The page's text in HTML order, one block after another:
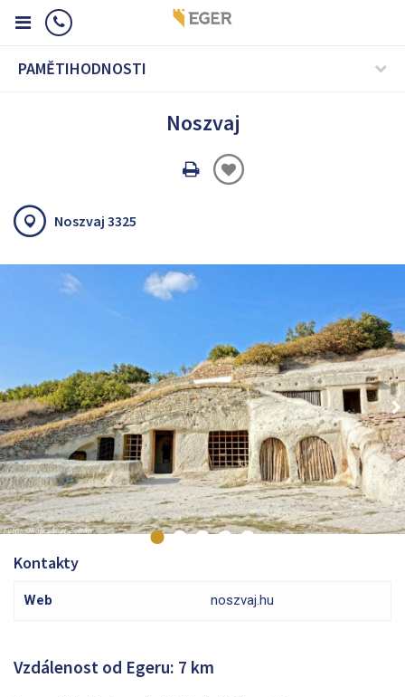
PAMĚTIHODNOSTI
Noszvaj
Oldal
Noszvaj 3325
Kontakty
Web noszvaj.hu
Vzdálenost od Egeru: 7 km